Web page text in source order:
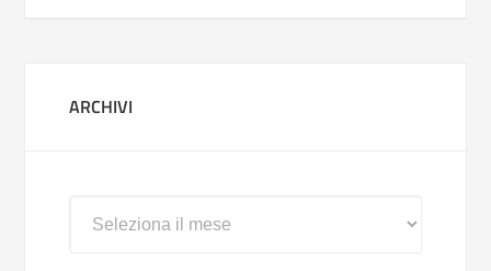
ARCHIVI